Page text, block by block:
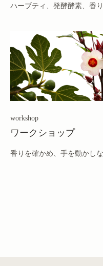
ハーブティ、発酵酵素、香
workshop
ワークショップ
香りを確かめ、手を動かし